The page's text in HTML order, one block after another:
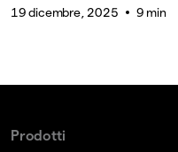
19 dicembre, 2025 9 min
Prodotti